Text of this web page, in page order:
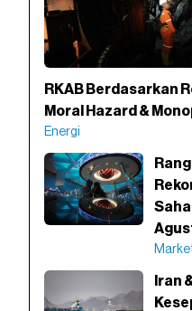
RKAB Berdasarkan
Moral Hazard &
Energi
Iran